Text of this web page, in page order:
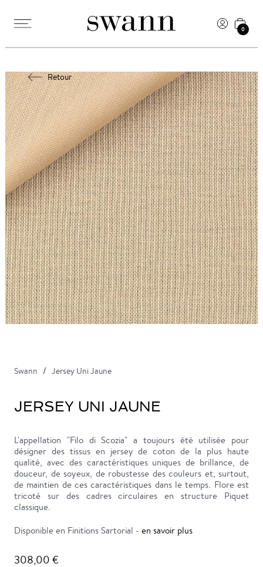
0
Retour
Swann Jersey Uni Jaune
JERSEY UNI JAUNE
L'appellation "Filo di Scozia" a toujours été utilisée pour
désigner des tissus en jersey de coton de la plus haute
qualité, avec des caractéristiques uniques de brillance, de
douceur, de soyeux, de robustesse des couleurs et, surtout,
de maintien de ces caractéristiques dans le temps. Flore est
tricoté sur des cadres circulaires en structure Piquet
classique.
Disponible en Finitions Sartorial - en savoir plus
308,00 €